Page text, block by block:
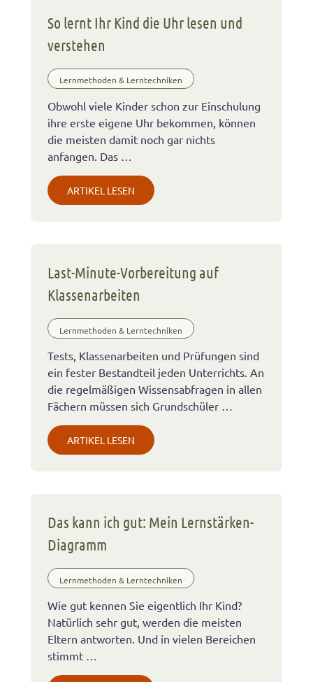
So lernt Ihr Kind die Uhr lesen und
verstehen
Lernmethoden & Lerntechniken
Obwohl viele Kinder schon zur Einschulung
ihre erste eigene Uhr bekommen, können
die meisten damit noch gar nichts
anfangen. Das …
ARTIKEL LESEN
Last-Minute-Vorbereitung auf
Klassenarbeiten
Lernmethoden & Lerntechniken
Tests, Klassenarbeiten und Prüfungen sind
ein fester Bestandteil jeden Unterrichts. An
die regelmäßigen Wissensabfragen in allen
Fächern müssen sich Grundschüler …
ARTIKEL LESEN
Das kann ich gut: Mein Lernstärken-
Diagramm
Lernmethoden & Lerntechniken
Wie gut kennen Sie eigentlich Ihr Kind?
Natürlich sehr gut, werden die meisten
Eltern antworten. Und in vielen Bereichen
stimmt …